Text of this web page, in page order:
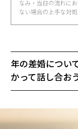
なみ・当日の流れに
ない場合の上手な対
年の差婚につい
かって話し合お